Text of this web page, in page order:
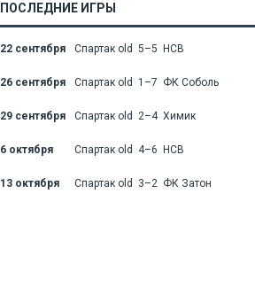
ПОСЛЕДНИЕ ИГРЫ
22 сентября Спартак old 5–5 НСВ
26 сентября Спартак old 1–7 ФК Соболь
29 сентября Спартак old 2–4 Химик
6 октября Спартак old 4–6 НСВ
13 октября Спартак old 3–2 ФК Затон